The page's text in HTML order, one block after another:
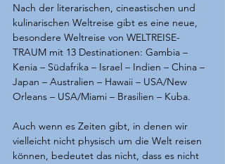
Nach der literarischen, cineastischen und
kulinarischen Weltreise gibt es eine neue,
besondere Weltreise von WELTREISE-
TRAUM mit 13 Destinationen: Gambia –
Kenia – Südafrika – Israel – Indien – China –
Japan – Australien – Hawaii – USA/New
Orleans – USA/Miami – Brasilien – Kuba.
Auch wenn es Zeiten gibt, in denen wir
vielleicht nicht physisch um die Welt reisen
können, bedeutet das nicht, dass es nicht